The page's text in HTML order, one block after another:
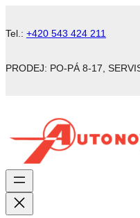
Tel.: +420 543 424 211
PRODEJ: PO-PÁ 8-17,